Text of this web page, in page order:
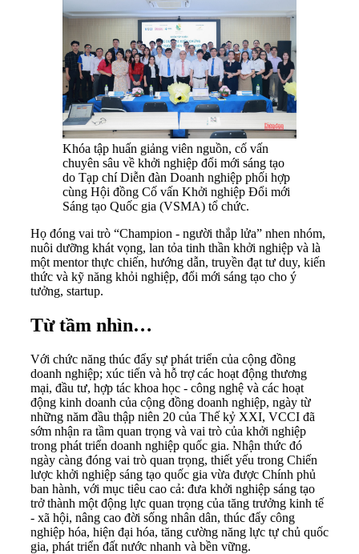
Khóa tập huấn giảng viên nguồn, cố vấn
chuyên sâu về khởi nghiệp đổi mới sáng tạo
do Tạp chí Diễn đàn Doanh nghiệp phối hợp
cùng Hội đồng Cố vấn Khởi nghiệp Đổi mới
Sáng tạo Quốc gia (VSMA) tổ chức.
Họ đóng vai trò “Champion - người thắp lửa” nhen nhóm,
nuôi dưỡng khát vọng, lan tỏa tinh thần khởi nghiệp và là
một mentor thực chiến, hướng dẫn, truyền đạt tư duy, kiến
thức và kỹ năng khỏi nghiệp, đổi mới sáng tạo cho ý
tưởng, startup.
Từ tầm nhìn…
Với chức năng thúc đẩy sự phát triển của cộng đồng
doanh nghiệp; xúc tiến và hỗ trợ các hoạt động thương
mại, đầu tư, hợp tác khoa học - công nghệ và các hoạt
động kinh doanh của cộng đồng doanh nghiệp, ngày từ
những năm đầu thập niên 20 của Thế kỷ XXI, VCCI đã
sớm nhận ra tầm quan trọng và vai trò của khởi nghiệp
trong phát triển doanh nghiệp quốc gia. Nhận thức đó
ngày càng đóng vai trò quan trọng, thiết yếu trong Chiến
lược khởi nghiệp sáng tạo quốc gia vừa được Chính phủ
ban hành, với mục tiêu cao cả: đưa khởi nghiệp sáng tạo
trở thành một động lực quan trọng của tăng trưởng kinh tế
- xã hội, nâng cao đời sống nhân dân, thúc đẩy công
nghiệp hóa, hiện đại hóa, tăng cường năng lực tự chủ quốc
gia, phát triển đất nước nhanh và bền vững.